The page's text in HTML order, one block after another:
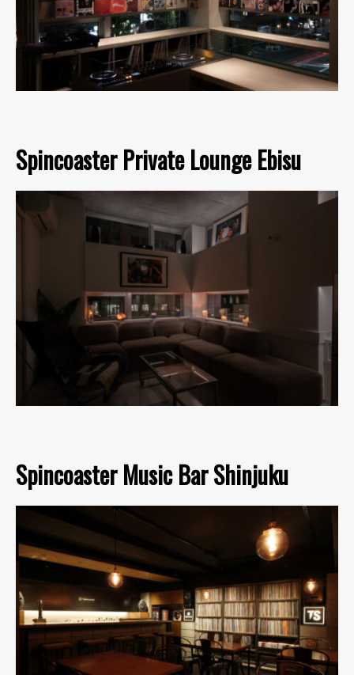
Spincoaster Private Lounge Ebisu
Spincoaster Music Bar Shinjuku